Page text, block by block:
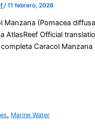
/11 febrero, 2026
Manzana (Pomacea
AtlasReef Official
completa Caracol Manzana
es, Marine Water